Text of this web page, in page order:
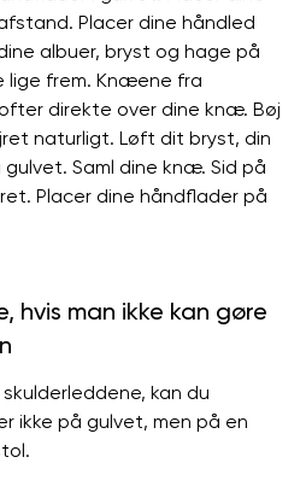
Placer dine håndled
albuer, bryst og hage på
lige frem. Knæene fra
direkte over dine knæ. Bøj
naturligt. Løft dit bryst, din
Saml dine knæ. Sid på
Placer dine håndflader på
hvis man ikke kan gøre
kan du
ikke på gulvet, men på en